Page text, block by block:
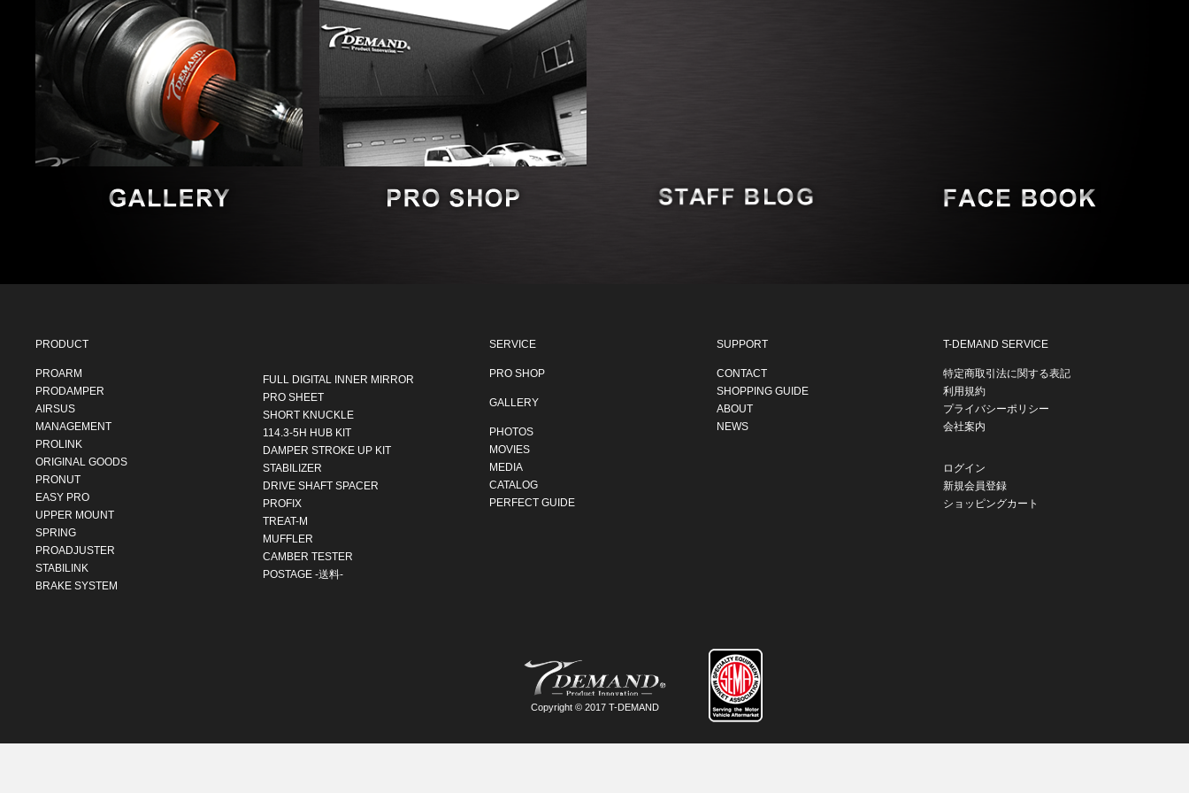
PRODUCT
PROARM
PRODAMPER
AIRSUS
MANAGEMENT
PROLINK
ORIGINAL GOODS
PRONUT
EASY PRO
UPPER MOUNT
SPRING
PROADJUSTER
STABILINK
BRAKE SYSTEM
FULL DIGITAL INNER MIRROR
PRO SHEET
SHORT KNUCKLE
114.3-5H HUB KIT
DAMPER STROKE UP KIT
STABILIZER
DRIVE SHAFT SPACER
PROFIX
TREAT-M
MUFFLER
CAMBER TESTER
POSTAGE -送料-
SERVICE
PRO SHOP
GALLERY
PHOTOS
MOVIES
MEDIA
CATALOG
PERFECT GUIDE
SUPPORT
CONTACT
SHOPPING GUIDE
ABOUT
NEWS
T-DEMAND SERVICE
特定商取引法に関する表記
利用規約
プライバシーポリシー
会社案内
ログイン
新規会員登録
ショッピングカート
Copyright © 2017 T-DEMAND